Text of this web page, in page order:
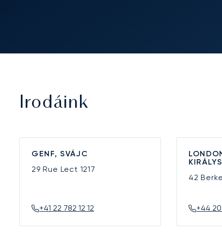
Irodáink
GENF, SVÁJC
29 Rue Lect 1217
+41 22 782 12 12
42
+44